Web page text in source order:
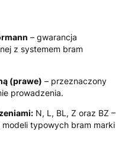
– gwarancja
z systemem bram
(prawe) – przeznaczony
prowadzenia.
N, L, BL, Z oraz BZ –
typowych bram marki